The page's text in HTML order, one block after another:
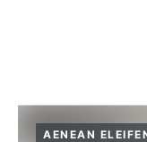
AENEAN